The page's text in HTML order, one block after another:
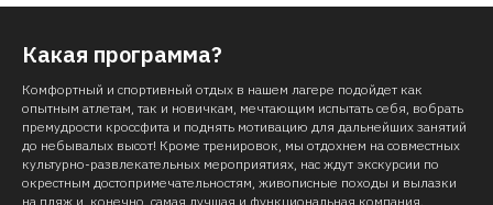
Какая программа?
Комфортный и спортивный отдых в нашем лагере подойдет как
опытным атлетам, так и новичкам, мечтающим испытать себя, вобрать
премудрости кроссфита и поднять мотивацию для дальнейших занятий
до небывалых высот! Кроме тренировок, мы отдохнем на совместных
культурно-развлекательных мероприятиях, нас ждут экскурсии по
окрестным достопримечательностям, живописные походы и вылазки
на пляж и, конечно, самая лучшая и функциональная компания.